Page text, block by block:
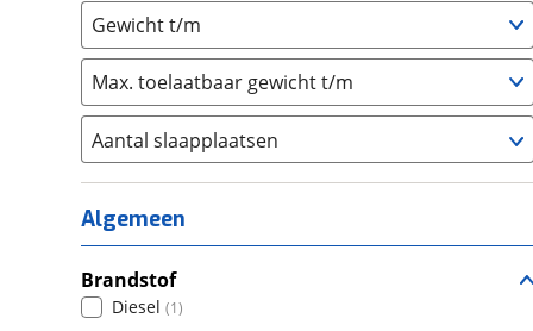
Gewicht t/m
Max. toelaatbaar gewicht t/m
Aantal slaapplaatsen
1 (0)
2 (0)
3 (0)
4 (0)
5 (1)
Algemeen
Brandstof
Diesel (1)